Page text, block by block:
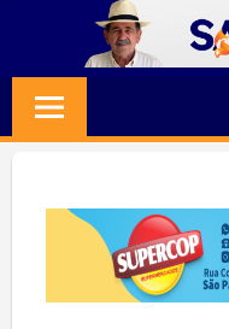
content
Jornalismo
Credibilidade